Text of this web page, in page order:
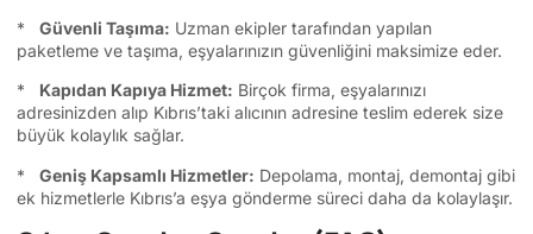
* Güvenli Taşıma: Uzman ekipler tarafından yapılan
paketleme ve taşıma, eşyalarınızın güvenliğini maksimize eder.
* Kapıdan Kapıya Hizmet: Birçok firma, eşyalarınızı
adresinizden alıp Kıbrıs’taki alıcının adresine teslim ederek size
büyük kolaylık sağlar.
* Geniş Kapsamlı Hizmetler: Depolama, montaj, demontaj gibi
ek hizmetlerle Kıbrıs’a eşya gönderme süreci daha da kolaylaşır.